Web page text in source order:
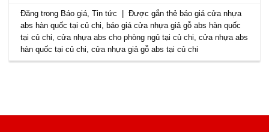
Đăng trong Báo giá,Tin tức Được gắn thẻ báo giá cửa nhựa
abs hàn quốc tại củ chi, báo giá cửa nhựa giả gỗ abs hàn quốc
tại củ chi,cửa nhựa abs cho phòng ngủ tại củ chi,cửa nhựa abs
hàn quốc tại củ chi,cửa nhựa giả gỗ abs tại củ chi